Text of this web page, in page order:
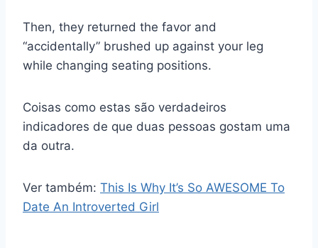
Then, they returned the favor and
“accidentally” brushed up against your leg
while changing seating positions.
Coisas como estas são verdadeiros
indicadores de que duas pessoas gostam uma
da outra.
Ver também: This Is Why It’s So AWESOME To
Date An Introverted Girl